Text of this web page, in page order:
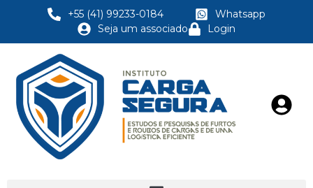
+55 (41) 99233-0184
Whatsapp
Seja um associado
Login